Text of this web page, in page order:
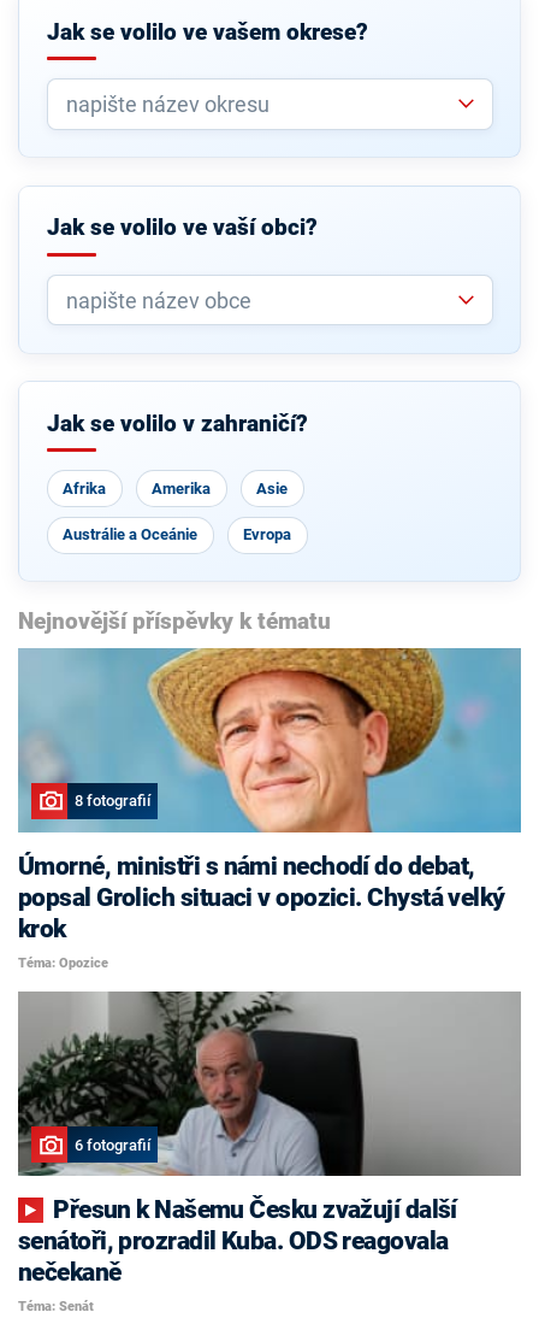
Jak se volilo ve vašem okrese?
Jak se volilo ve vaší obci?
Jak se volilo v zahraničí?
Afrika Amerika Asie
Austrálie a Oceánie Evropa
Nejnovější příspěvky k tématu
8 fotografií
Úmorné, ministři s námi nechodí do debat,
popsal Grolich situaci v opozici. Chystá velký
krok
Téma: Opozice
6 fotografií
senátoři, prozradil Kuba. ODS reagovala
nečekaně
Téma: Senát